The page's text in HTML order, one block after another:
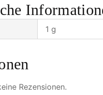
1 g
Rezensionen.